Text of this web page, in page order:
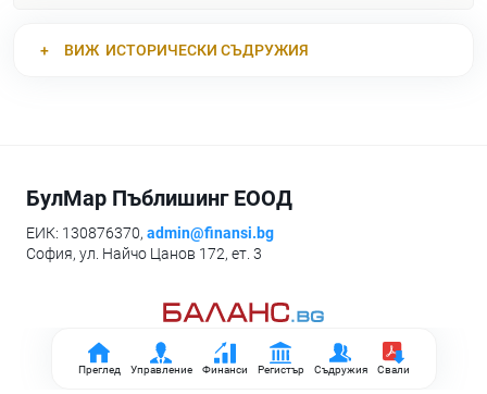
Преглед Управление Финанси Регистър Съдружия Свали
ВИЖ ИСТОРИЧЕСКИ СЪДРУЖИЯ
БулМар Пъблишинг ЕООД
ЕИК: 130876370, admin@finansi.bg
София, ул. Найчо Цанов 172, ет. 3